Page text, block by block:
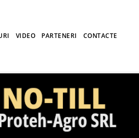
VIDEO PARTENERI CONTACTE